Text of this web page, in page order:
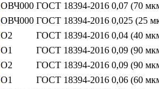
ОВЧ000 ГОСТ 18394-2016 0,07 (70
ОВЧ000 ГОСТ 18394-2016 0,025 (25
О2 ГОСТ 18394-2016 0,04 (40
О1 ГОСТ 18394-2016 0,09 (90
О2 ГОСТ 18394-2016 0,09 (90
О1 ГОСТ 18394-2016 0,06 (60